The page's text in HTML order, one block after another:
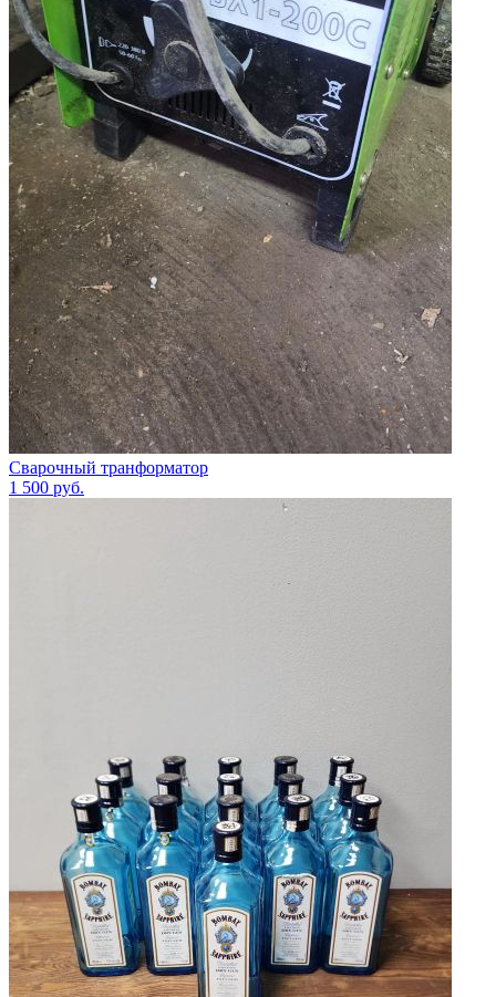
Сварочный транформатор
1 500 руб.